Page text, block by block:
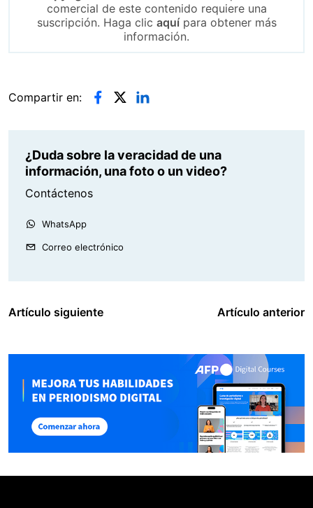
comercial de este contenido requiere una
suscripción. Haga clic aquípara obtener más
información.
Compartir en:
¿Duda sobre la veracidad de una
información, una foto o un video?
Contáctenos
WhatsApp
Correo electrónico
Artículo siguiente Artículo anterior